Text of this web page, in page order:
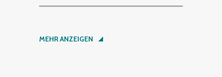
Nachname*
MEHR ANZEIGEN